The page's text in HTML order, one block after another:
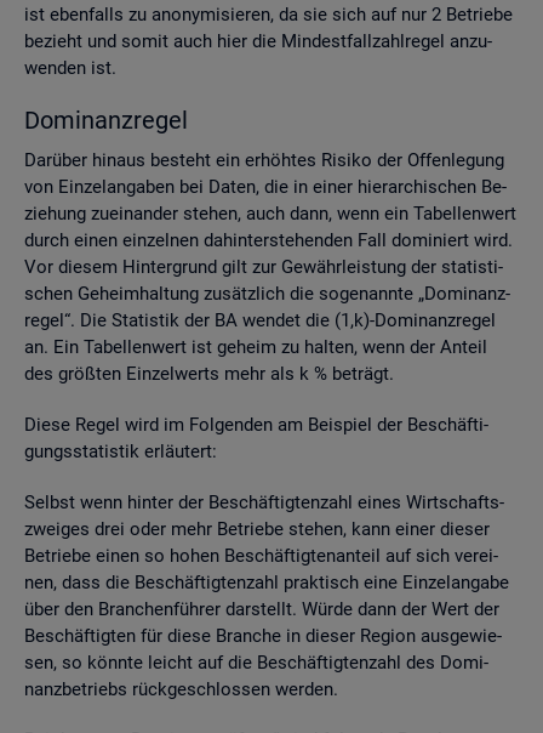
ist eben­falls zu an­ony­mi­sie­ren, da sie sich auf nur 2 Be­trie­be
be­zieht und somit auch hier die Min­dest­fall­zahl­re­gel an­zu­
wen­den ist.
Do­mi­nanz­re­gel
Dar­über hin­aus be­steht ein er­höh­tes Ri­si­ko der Of­fen­le­gung
von Ein­zel­an­ga­ben bei Daten, die in einer hier­ar­chi­schen Be­
zie­hung zu­ein­an­der ste­hen, auch dann, wenn ein Ta­bel­len­wert
durch einen ein­zel­nen da­hin­ter­ste­hen­den Fall do­mi­niert wird.
Vor die­sem Hin­ter­grund gilt zur Ge­währ­leis­tung der sta­tis­ti­
schen Ge­heim­hal­tung zu­sätz­lich die so­ge­nann­te „Do­mi­nanz­
re­gel“. Die Sta­tis­tik der BA wen­det die (1,k)-Do­mi­nanz­re­gel
an. Ein Ta­bel­len­wert ist ge­heim zu hal­ten, wenn der An­teil
des grö­ß­ten Ein­zel­werts mehr als k % be­trägt.
Diese Regel wird im Fol­gen­den am Bei­spiel der Be­schäf­ti­
gungs­sta­tis­tik er­läu­tert:
Selbst wenn hin­ter der Be­schäf­tig­ten­zahl eines Wirt­schafts­
zwei­ges drei oder mehr Be­trie­be ste­hen, kann einer die­ser
Be­trie­be einen so hohen Be­schäf­tig­ten­an­teil auf sich ver­ei­
nen, dass die Be­schäf­tig­ten­zahl prak­tisch eine Ein­zel­an­ga­be
über den Bran­chen­füh­rer dar­stellt. Würde dann der Wert der
Be­schäf­tig­ten für diese Bran­che in die­ser Re­gi­on aus­ge­wie­
sen, so könn­te leicht auf die Be­schäf­tig­ten­zahl des Do­mi­
nanz­be­triebs rück­ge­schlos­sen wer­den.